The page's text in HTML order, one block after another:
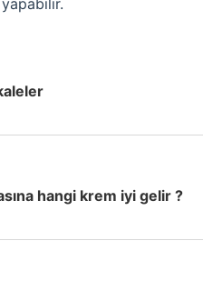
hangi krem iyi gelir ?